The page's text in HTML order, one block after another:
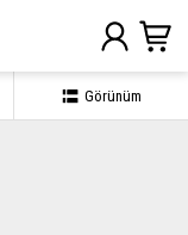
Görünüm